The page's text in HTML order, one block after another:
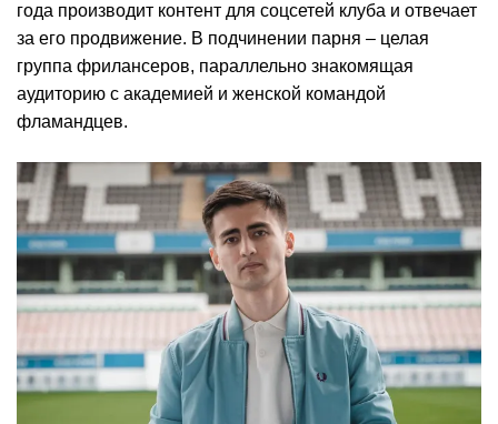
года производит контент для соцсетей клуба и отвечает
за его продвижение. В подчинении парня – целая
группа фрилансеров, параллельно знакомящая
аудиторию с академией и женской командой
фламандцев.